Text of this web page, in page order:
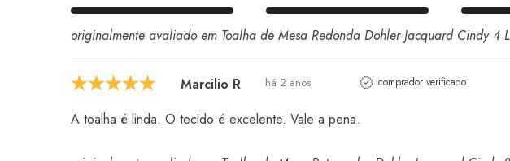
originalmente avaliado em Toalha de Mesa Redonda Dohler Jacquard Cindy 4
Marcilio R há 2 anos comprador verificado
A toalha é linda. O tecido é excelente. Vale a pena.